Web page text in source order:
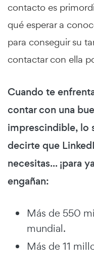
contacto es
qué esperar a
para conseguir su
contactar con ella
Cuando te
contar con una
imprescindible, lo
decirte que
necesitas... ¡para
engañan:
Más de 550
mundial.
Más de 11